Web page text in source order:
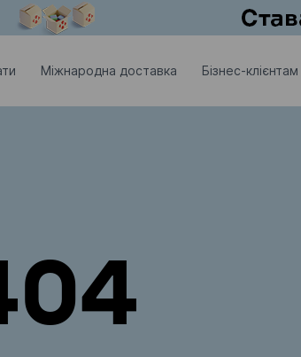
Міжнародна доставка Бізнес-клієнтам